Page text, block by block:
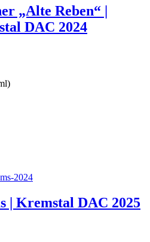
„Alte Reben“ |
DAC 2024
| Kremstal DAC 2025